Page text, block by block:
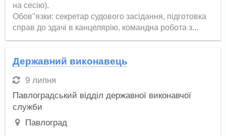
на сесію).
Обов"язки: секретар судового засідання, підготовка
справ до здачі в канцелярію, командна робота з...
Державний виконавець
9 липня
Павлоградський відділ державної виконавчої
служби
Павлоград